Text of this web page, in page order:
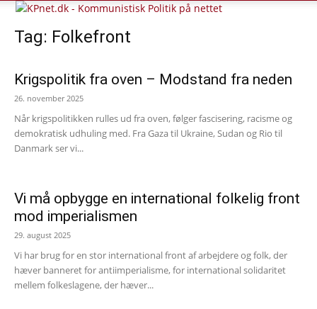
Tag: Folkefront
Krigspolitik fra oven – Modstand fra neden
26. november 2025
Når krigspolitikken rulles ud fra oven, følger fascisering, racisme og
demokratisk udhuling med. Fra Gaza til Ukraine, Sudan og Rio til
Danmark ser vi...
Vi må opbygge en international folkelig front
mod imperialismen
29. august 2025
Vi har brug for en stor international front af arbejdere og folk, der
hæver banneret for antiimperialisme, for international solidaritet
mellem folkeslagene, der hæver...